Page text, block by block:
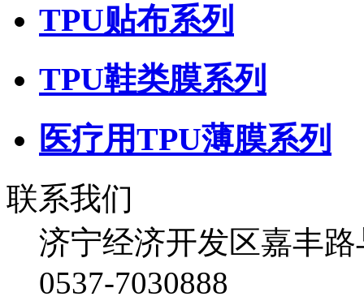
TPU贴布系列
TPU鞋类膜系列
医疗用TPU薄膜系列
联系我们
济宁经济开发区嘉丰
0537-7030888